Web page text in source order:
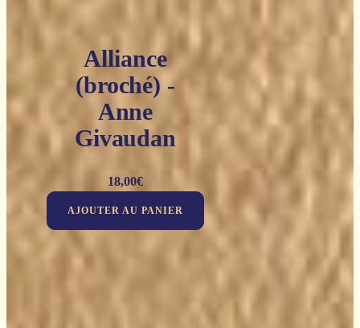
Alliance
(broché) -
Anne
Givaudan
18,00€
AJOUTER AU PANIER